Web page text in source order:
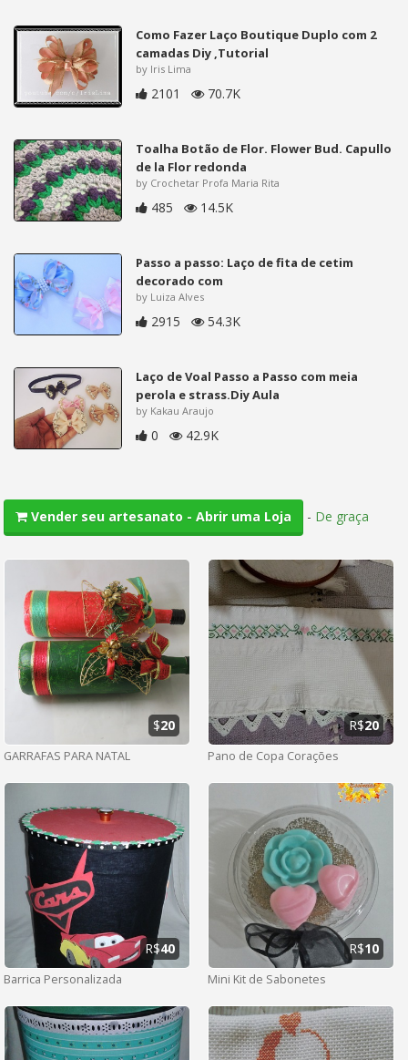
Como Fazer Laço Boutique Duplo com 2
camadas Diy ,Tutorial
by Iris Lima
2101 70.7K
Toalha Botão de Flor. Flower Bud. Capullo
de la Flor redonda
by Crochetar Profa Maria Rita
485 14.5K
Passo a passo: Laço de fita de cetim
decorado com
by Luiza Alves
2915 54.3K
Laço de Voal Passo a Passo com meia
perola e strass.Diy Aula
by Kakau Araujo
0 42.9K
Vender seu artesanato - Abrir uma Loja - De graça
GARRAFAS PARA NATAL
$20
Pano de Copa Corações
R$20
Barrica Personalizada
R$40
Mini Kit de Sabonetes
R$10